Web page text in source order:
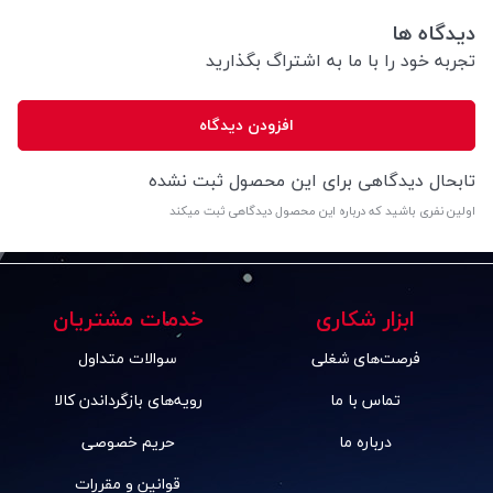
دیدگاه ها
تجربه خود را با ما به اشتراگ بگذارید
افزودن دیدگاه
تابحال دیدگاهی برای این محصول ثبت نشده
اولین نفری باشید که درباره این محصول دیدگاهی ثبت میکند
ابزار شکاری
فرصت‌های شغلی
تماس با ما
درباره ما
خدمات مشتریان
سوالات متداول
رویه‌های بازگرداندن کالا
حریم خصوصی
قوانین و مقررات